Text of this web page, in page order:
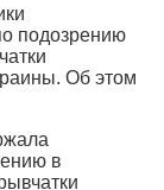
подозрению
Об этом